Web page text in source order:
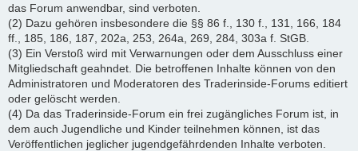
das Forum anwendbar, sind verboten.
(2) Dazu gehören insbesondere die §§ 86 f., 130 f., 131, 166, 184
ff., 185, 186, 187, 202a, 253, 264a, 269, 284, 303a f. StGB.
(3) Ein Verstoß wird mit Verwarnungen oder dem Ausschluss einer
Mitgliedschaft geahndet. Die betroffenen Inhalte können von den
Administratoren und Moderatoren des Traderinside-Forums editiert
oder gelöscht werden.
(4) Da das Traderinside-Forum ein frei zugängliches Forum ist, in
dem auch Jugendliche und Kinder teilnehmen können, ist das
Veröffentlichen jeglicher jugendgefährdenden Inhalte verboten.